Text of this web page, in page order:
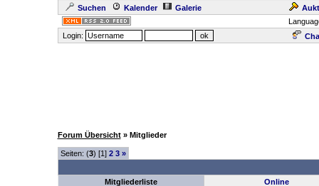
Suchen Kalender Galerie
Login:
Forum Übersicht» Mitglieder
Seiten: (3) [1] 2 3 »
Mitgliederliste Online